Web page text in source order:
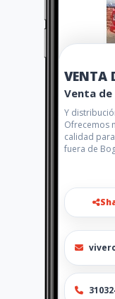
VENTA
Venta
Y
Ofrecemos
calidad
fuera de